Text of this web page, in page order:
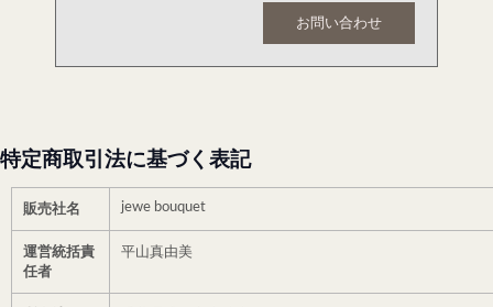
お問い合わせ
特定商取引法に基づく表記
販売社名 jewe bouquet
運営統括責
任者
平山真由美